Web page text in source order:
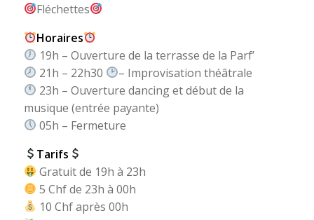
Fléchettes
Horaires
19h – Ouverture de la terrasse de la Parf’
21h – 22h30
– Improvisation théâtrale
23h – Ouverture dancing et début de la
musique (entrée payante)
05h – Fermeture
Tarifs
Gratuit de 19h à 23h
5 Chf de 23h à 00h
10 Chf après 00h